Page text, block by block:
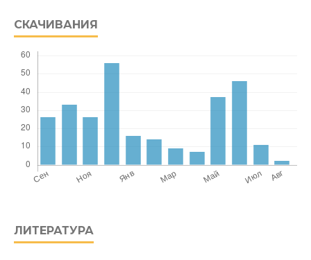
СКАЧИВАНИЯ
ЛИТЕРАТУРА